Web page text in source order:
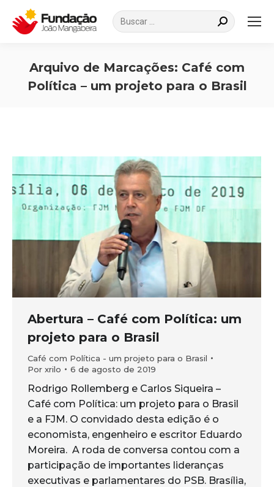
Search:
Arquivo de Marcações: Café com
Política – um projeto para o Brasil
Abertura – Café com Política: um
projeto para o Brasil
Café com Política - um projeto para o Brasil
Por xrilo 6 de agosto de 2019
Rodrigo Rollemberg e Carlos Siqueira –
Café com Política: um projeto para o Brasil
e a FJM. O convidado desta edição é o
economista, engenheiro e escritor Eduardo
Moreira. A roda de conversa contou com a
participação de importantes lideranças
executivas e parlamentares do PSB. Brasília,